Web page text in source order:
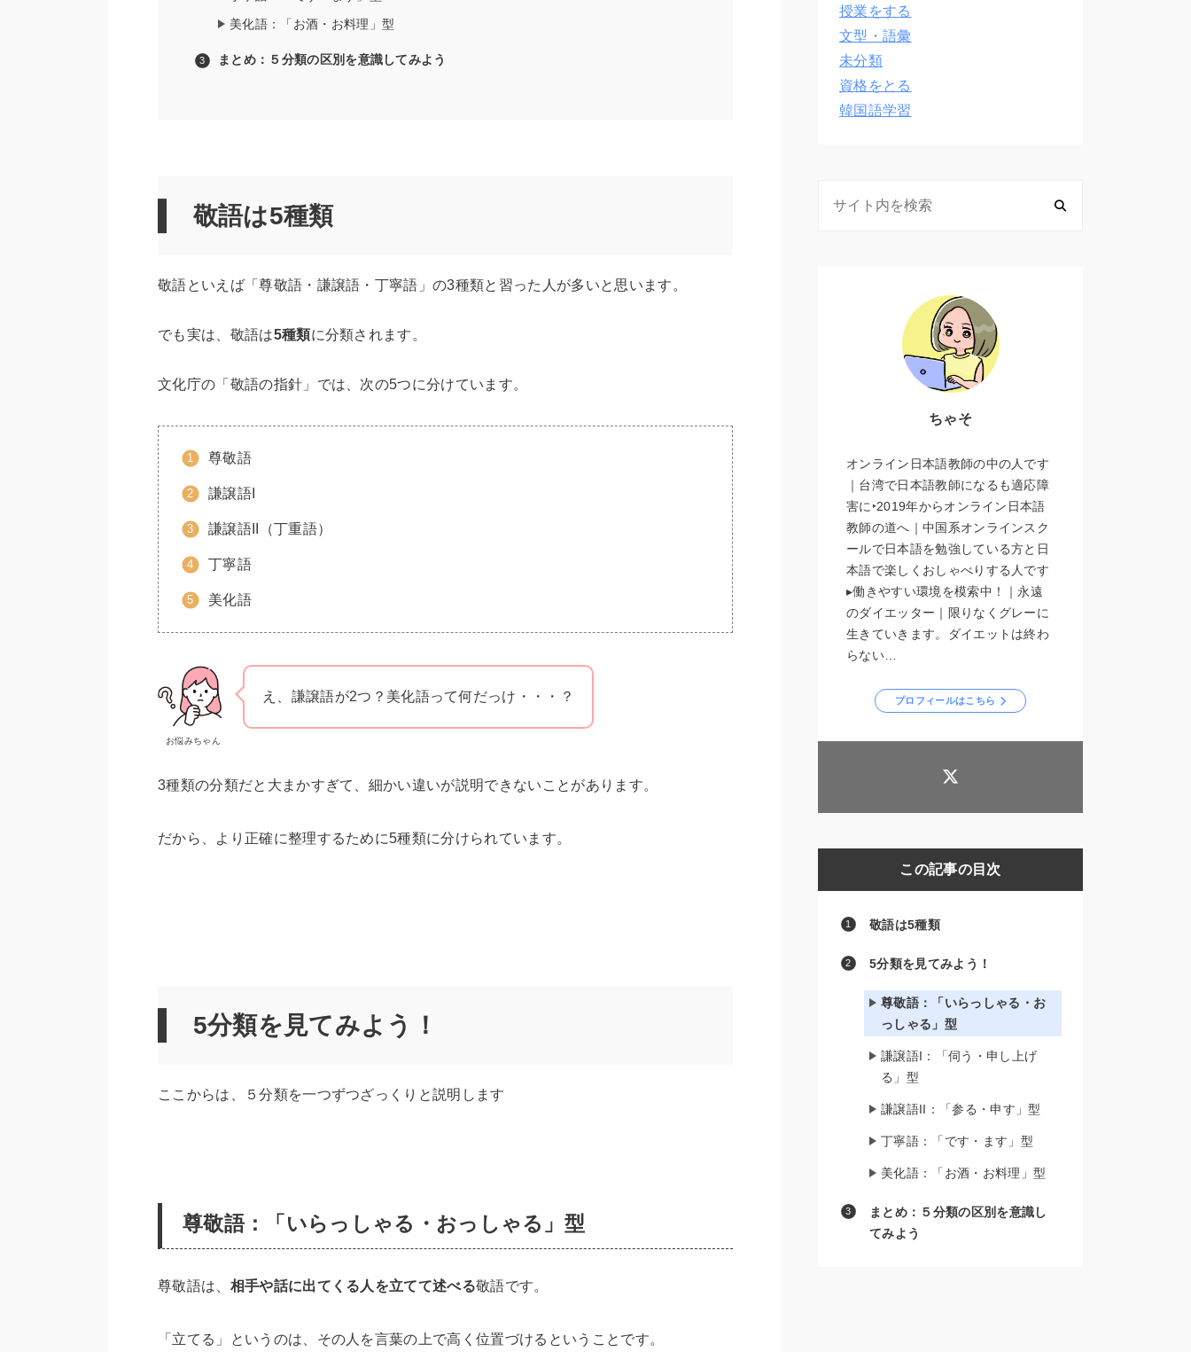
美化語：「お酒・お料理」型
まとめ：５分類の区別を意識してみよう
敬語は5種類
敬語といえば「尊敬語・謙譲語・丁寧語」の3種類と習った人が多いと思います。
でも実は、敬語は5種類に分類されます。
文化庁の「敬語の指針」では、次の5つに分けています。
尊敬語
謙譲語I
謙譲語II（丁重語）
丁寧語
美化語
お悩みちゃん
え、謙譲語が2つ？美化語って何だっけ・・・？
3種類の分類だと大まかすぎて、細かい違いが説明できないことがあります。
だから、より正確に整理するために5種類に分けられています。
5分類を見てみよう！
ここからは、５分類を一つずつざっくりと説明します
尊敬語：「いらっしゃる・おっしゃる」型
尊敬語は、 相手や話に出てくる人を立てて述べる敬語です。
「立てる」というのは、その人を言葉の上で高く位置づけるということです。
授業をする
文型・語彙
未分類
資格をとる
韓国語学習
ちゃそ
オンライン日本語教師の中の人です
｜台湾で日本語教師になるも適応障
害に‣2019年からオンライン日本語
教師の道へ｜中国系オンラインスク
ールで日本語を勉強している方と日
本語で楽しくおしゃべりする人です
▸働きやすい環境を模索中！｜永遠
のダイエッター｜限りなくグレーに
生きていきます。ダイエットは終わ
らない…
プロフィールはこちら
この記事の目次
敬語は5種類
5分類を見てみよう！
尊敬語：「いらっしゃる・お
っしゃる」型
謙譲語I：「伺う・申し上げ
る」型
謙譲語II：「参る・申す」型
丁寧語：「です・ます」型
美化語：「お酒・お料理」型
まとめ：５分類の区別を意識し
てみよう